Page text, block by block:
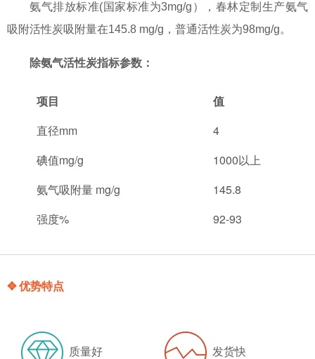
氨气排放标准(国家标准为3mg/g），春林定制生产氨气
吸附活性炭吸附量在145.8 mg/g，普通活性炭为98mg/g。
除氨气活性炭指标参数：
项目
值
直径mm
4
碘值mg/g
1000以上
氨气吸附量 mg/g
145.8
强度%
92-93
✥ 优势特点
质量好 发货快